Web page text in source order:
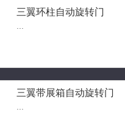
三翼环柱自动旋转门
三翼带展箱自动旋转门